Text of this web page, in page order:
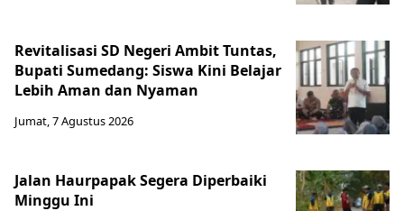
Revitalisasi SD Negeri Ambit Tuntas,
Bupati Sumedang: Siswa Kini Belajar
Lebih Aman dan Nyaman
Jumat, 7 Agustus 2026
Jalan Haurpapak Segera Diperbaiki
Minggu Ini